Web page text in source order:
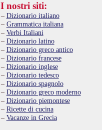
I nostri siti:
Dizionario italiano
Grammatica italiana
Verbi Italiani
Dizionario latino
Dizionario greco antico
Dizionario francese
Dizionario inglese
Dizionario tedesco
Dizionario spagnolo
Dizionario greco moderno
Dizionario piemontese
Ricette di cucina
Vacanze in Grecia